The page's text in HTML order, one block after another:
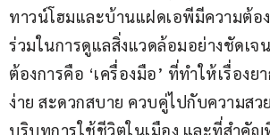
ทาวน์โฮมและบ้านแฝดเอพีมีความต้อ
ร่วมในการดูแลสิ่งแวดล้อมอย่างชัดเจ
ต้องการคือ ‘เครื่องมือ’ ที่ทำให้เรื่องย
ง่าย สะดวกสบาย ควบคู่ไปกับความสว
บริบทการใช้ชีวิตในเมือง และที่สำคั